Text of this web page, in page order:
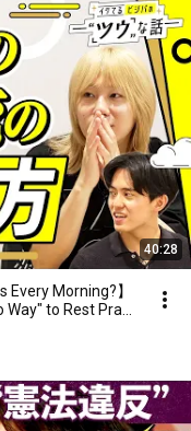
40:28
Every Morning?】
to Rest Pra...